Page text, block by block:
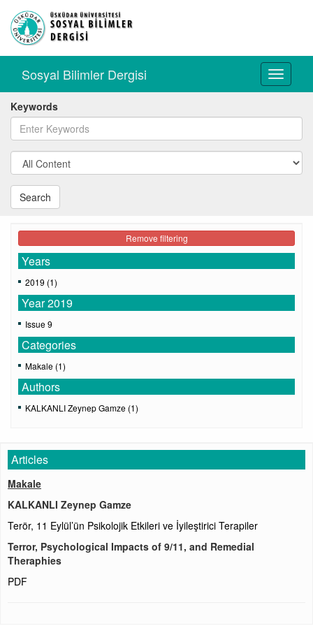
Toggle
Sosyal Bilimler Dergisi
Keywords
Search
Remove filtering
Years
2019 (1)
Year 2019
Issue 9
Categories
Makale (1)
Authors
KALKANLI Zeynep Gamze (1)
Articles
Makale
KALKANLI Zeynep Gamze
Terör, 11 Eylül’ün Psikolojik Etkileri ve İyileştirici Terapiler
Terror, Psychological Impacts of 9/11, and Remedial
Theraphies
PDF